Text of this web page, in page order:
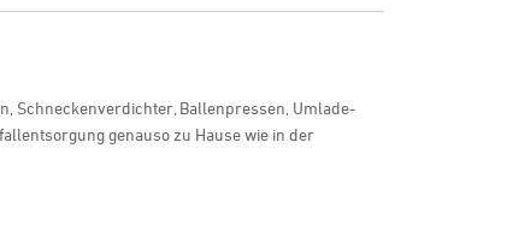
Schneckenverdichter, Ballenpressen, Umlade-
genauso zu Hause wie in der